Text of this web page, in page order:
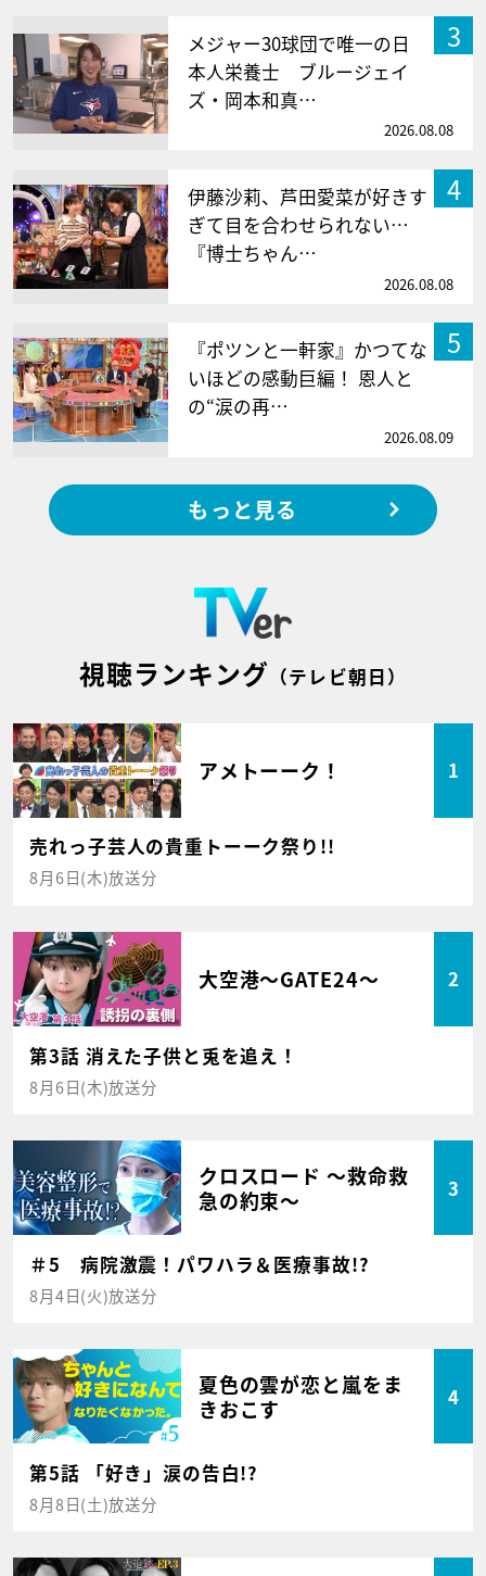
3
メジャー30球団で唯一の日
本人栄養士 ブルージェイ
ズ・岡本和真…
2026.08.08
4
伊藤沙莉、芦田愛菜が好きす
ぎて目を合わせられない…
『博士ちゃん…
2026.08.08
5
『ポツンと一軒家』かつてな
いほどの感動巨編！ 恩人と
の“涙の再…
2026.08.09
もっと見る
視聴ランキング （テレビ朝日）
アメトーーク！ 1
売れっ子芸人の貴重トーーク祭り!!
8月6日(木)放送分
大空港～GATE24～ 2
第3話 消えた子供と兎を追え！
8月6日(木)放送分
クロスロード ～救命救
急の約束～
3
＃5 病院激震！パワハラ＆医療事故!?
8月4日(火)放送分
夏色の雲が恋と嵐をま
きおこす
4
第5話 「好き」涙の告白!?
8月8日(土)放送分